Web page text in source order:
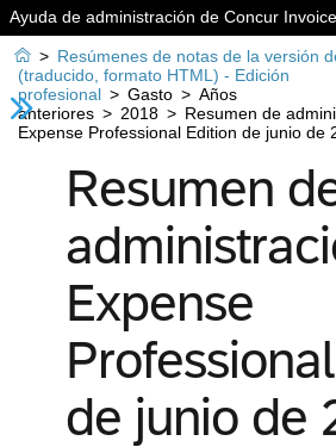
Ayuda de administración de Concur
 > Resúmenes de notas de la versión
(traducido, formato HTML) - Edición
profesional > Gasto > Años
anteriores > 2018 > Resumen de
Expense Professional Edition de junio de
Resumen
Expense
de junio de